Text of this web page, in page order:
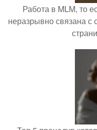
Работа в MLM, то
неразрывно связана с